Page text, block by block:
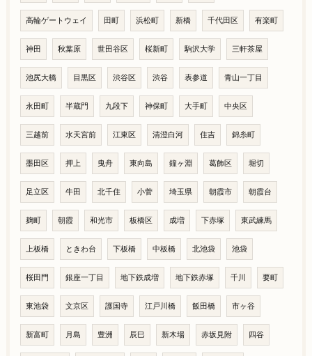
高輪ゲートウェイ 田町 浜松町 新橋 千代田区 有楽町
神田 秋葉原 世田谷区 桜新町 駒沢大学 三軒茶屋
池尻大橋 目黒区 渋谷区 渋谷 表参道 青山一丁目
永田町 半蔵門 九段下 神保町 大手町 中央区
三越前 水天宮前 江東区 清澄白河 住吉 錦糸町
墨田区 押上 曳舟 東向島 鐘ヶ淵 葛飾区 堀切
足立区 牛田 北千住 小菅 埼玉県 朝霞市 朝霞台
麹町 朝霞 和光市 板橋区 成増 下赤塚 東武練馬
上板橋 ときわ台 下板橋 中板橋 北池袋 池袋
桜田門 銀座一丁目 地下鉄成増 地下鉄赤塚 千川 要町
東池袋 文京区 護国寺 江戸川橋 飯田橋 市ヶ谷
新富町 月島 豊洲 辰巳 新木場 赤坂見附 四谷